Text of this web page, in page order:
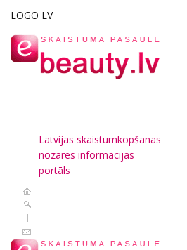
LOGO LV
Latvijas skaistumkopšanas
nozares informācijas
portāls